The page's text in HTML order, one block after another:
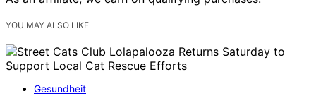
YOU MAY ALSO LIKE
Gesundheit